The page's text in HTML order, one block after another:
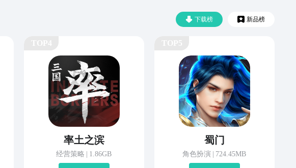
下载榜 新品榜
率土之滨
经营策略 1.86GB
蜀门
角色扮演 724.45MB